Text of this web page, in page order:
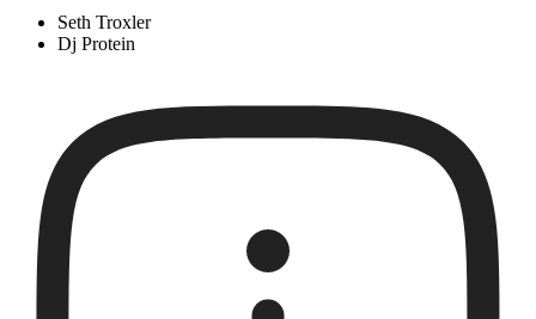
Seth Troxler
Dj Protein